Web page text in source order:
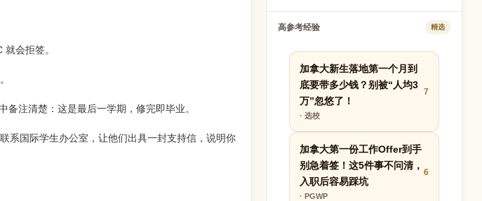
会拒签。
注清楚：这是最后一学期，修完即毕业。
系国际学生办公室，让他们出具一封支持信，说明你
高参考经验 精选
加拿大新生落地第一个月到
底要带多少钱？别被“人均3
万”忽悠了！
· 选校
7
加拿大第一份工作Offer到手
别急着签！这5件事不问清，
入职后容易踩坑
· PGWP
6